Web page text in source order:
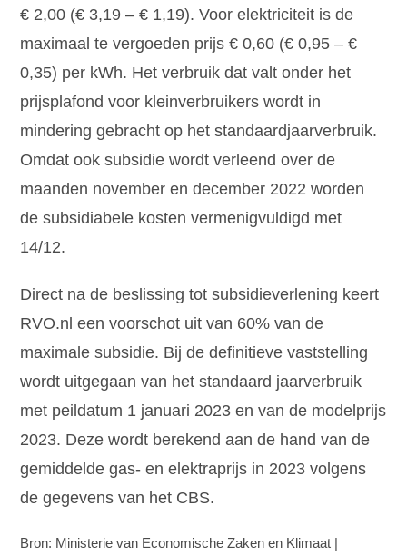
€ 2,00 (€ 3,19 – € 1,19). Voor elektriciteit is de
maximaal te vergoeden prijs € 0,60 (€ 0,95 – €
0,35) per kWh. Het verbruik dat valt onder het
prijsplafond voor kleinverbruikers wordt in
mindering gebracht op het standaardjaarverbruik.
Omdat ook subsidie wordt verleend over de
maanden november en december 2022 worden
de subsidiabele kosten vermenigvuldigd met
14/12.
Direct na de beslissing tot subsidieverlening keert
RVO.nl een voorschot uit van 60% van de
maximale subsidie. Bij de definitieve vaststelling
wordt uitgegaan van het standaard jaarverbruik
met peildatum 1 januari 2023 en van de modelprijs
2023. Deze wordt berekend aan de hand van de
gemiddelde gas- en elektraprijs in 2023 volgens
de gegevens van het CBS.
Bron: Ministerie van Economische Zaken en Klimaat |